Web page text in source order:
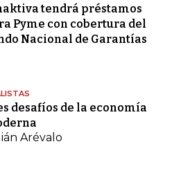
tendrá préstamos
Pyme con cobertura del
Nacional de Garantías
desafíos de la economía
Arévalo